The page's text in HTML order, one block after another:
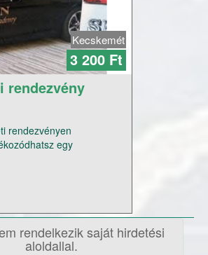
Kecskemét
3 200 Ft
rendezvény
rendezvényen
egy
Fix-jövedelemprogram
szeretsz számitógépen
kapcsolataidra épitve,
rendelkezik saját hirdetési
aloldallal.